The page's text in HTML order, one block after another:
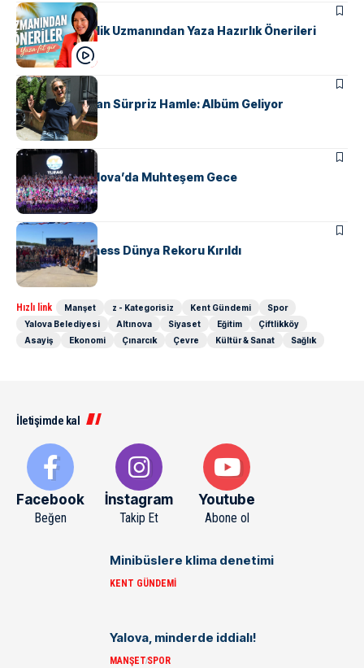
MANŞET SAĞLIK
Yalovalı Güzellik Uzmanından Yaza Hazırlık Önerileri
MAGAZIN
Gupse Özay’dan Sürpriz Hamle: Albüm Geliyor
KÜLTÜR & SANAT
TUFAG’tan Yalova’da Muhteşem Gece
KÜLTÜR & SANAT
Horonla Guinness Dünya Rekoru Kırıldı
Hızlı link Manşet z - Kategorisiz Kent Gündemi
Spor
Yalova Belediyesi
Altınova Siyaset Eğitim
Çiftlikköy
Asayiş
Ekonomi Çınarcık Çevre Kültür & Sanat Sağlık
İletişimde kal
Facebook
Beğen
İnstagram
Takip Et
Youtube
Abone ol
Minibüslere klima denetimi
KENT GÜNDEMI
Yalova, minderde iddialı!
MANŞETSPOR